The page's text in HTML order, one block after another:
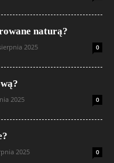
naturą?
2025 0
2025 0
2025 0